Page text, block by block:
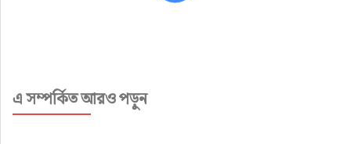
এ সম্পর্কিত আরও পড়ুন